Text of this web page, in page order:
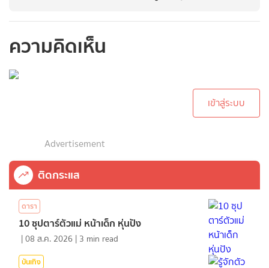
ความคิดเห็น
เข้าสู่ระบบ
Advertisement
ติดกระแส
ดารา
10 ซุปตาร์ตัวแม่ หน้าเด็ก หุ่นปัง
|08 ส.ค. 2026 | 3 min read
บันเทิง